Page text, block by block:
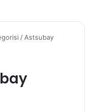
/ Astsubay